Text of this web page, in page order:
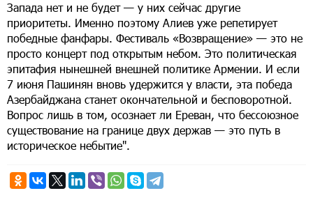
Запада нет и не будет — у них сейчас другие
приоритеты. Именно поэтому Алиев уже репетирует
победные фанфары. Фестиваль «Возвращение» — это не
просто концерт под открытым небом. Это политическая
эпитафия нынешней внешней политике Армении. И если
7 июня Пашинян вновь удержится у власти, эта победа
Азербайджана станет окончательной и бесповоротной.
Вопрос лишь в том, осознает ли Ереван, что бессоюзное
существование на границе двух держав — это путь в
историческое небытие".